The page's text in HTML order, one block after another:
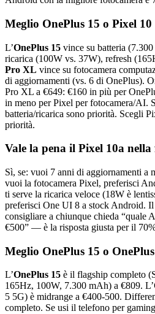
Meglio OnePlus 15 o Pixel
L’OnePlus 15 vince su batteria
ricarica (100W vs. 37W), refresh
Pro XL vince su fotocamera
di aggiornamenti (vs. 6 di OnePlus).
Pro XL a €649: €160 in più per
in meno per Pixel per fotocamera/AI.
batteria/ricarica sono priorità. Scegli
priorità.
Vale la pena il Pixel 10a nella
Sì, se: vuoi 7 anni di aggiornamenti a
vuoi la fotocamera Pixel, preferisci
ti serve la ricarica veloce (18W è
preferisci One UI 8 a stock Android.
consigliare a chiunque chieda “quale
€500” — è la risposta giusta per il
Meglio OnePlus 15 o
L’OnePlus 15 è il flagship completo
165Hz, 100W, 7.300 mAh) a €809. L’
5 5G) è midrange a €400-500.
completo. Se usi il telefono per